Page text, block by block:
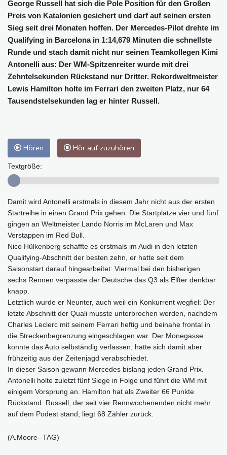
George Russell hat sich die Pole Position für den Großen
Preis von Katalonien gesichert und darf auf seinen ersten
Sieg seit drei Monaten hoffen. Der Mercedes-Pilot drehte im
Qualifying in Barcelona in 1:14,679 Minuten die schnellste
Runde und stach damit nicht nur seinen Teamkollegen Kimi
Antonelli aus: Der WM-Spitzenreiter wurde mit drei
Zehntelsekunden Rückstand nur Dritter. Rekordweltmeister
Lewis Hamilton holte im Ferrari den zweiten Platz, nur 64
Tausendstelsekunden lag er hinter Russell.
Hören Hör auf zuzuhören
Textgröße:
Damit wird Antonelli erstmals in diesem Jahr nicht aus der ersten
Startreihe in einen Grand Prix gehen. Die Startplätze vier und fünf
gingen an Weltmeister Lando Norris im McLaren und Max
Verstappen im Red Bull.
Nico Hülkenberg schaffte es erstmals im Audi in den letzten
Qualifying-Abschnitt der besten zehn, er hatte seit dem
Saisonstart darauf hingearbeitet: Viermal bei den bisherigen
sechs Rennen verpasste der Deutsche das Q3 als Elfter denkbar
knapp.
Letztlich wurde er Neunter, auch weil ein Konkurrent wegfiel: Der
letzte Abschnitt der Quali musste unterbrochen werden, nachdem
Charles Leclerc mit seinem Ferrari heftig und beinahe frontal in
die Streckenbegrenzung eingeschlagen war. Der Monegasse
konnte das Auto selbständig verlassen, hatte sich damit aber
frühzeitig aus der Zeitenjagd verabschiedet.
In dieser Saison gewann Mercedes bislang jeden Grand Prix.
Antonelli holte zuletzt fünf Siege in Folge und führt die WM mit
einigem Vorsprung an. Hamilton hat als Zweiter 66 Punkte
Rückstand. Russell, der seit vier Rennwochenenden nicht mehr
auf dem Podest stand, liegt 68 Zähler zurück.
(A.Moore--TAG)